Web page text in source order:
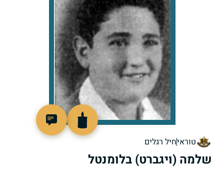
טוראיחיל רגלים
שלמה (ויגברט) בלומנטל